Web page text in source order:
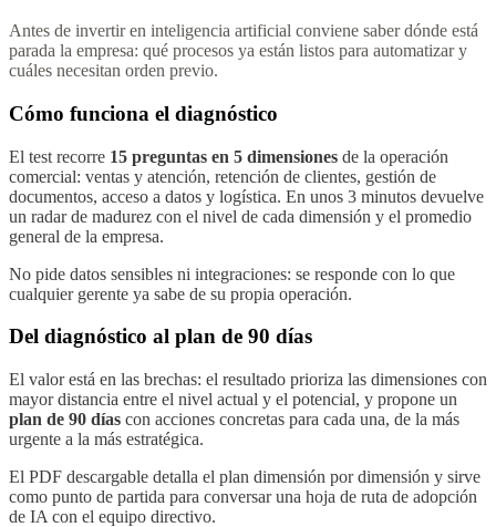
Antes de invertir en inteligencia artificial conviene saber dónde está
parada la empresa: qué procesos ya están listos para automatizar y
cuáles necesitan orden previo.
Cómo funciona el diagnóstico
El test recorre 15 preguntas en 5 dimensiones de la operación
comercial: ventas y atención, retención de clientes, gestión de
documentos, acceso a datos y logística. En unos 3 minutos devuelve
un radar de madurez con el nivel de cada dimensión y el promedio
general de la empresa.
No pide datos sensibles ni integraciones: se responde con lo que
cualquier gerente ya sabe de su propia operación.
Del diagnóstico al plan de 90 días
El valor está en las brechas: el resultado prioriza las dimensiones con
mayor distancia entre el nivel actual y el potencial, y propone un
plan de 90 días con acciones concretas para cada una, de la más
urgente a la más estratégica.
El PDF descargable detalla el plan dimensión por dimensión y sirve
como punto de partida para conversar una hoja de ruta de adopción
de IA con el equipo directivo.